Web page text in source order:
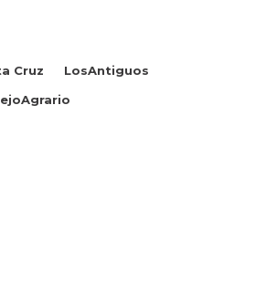
Cruz
LosAntiguos